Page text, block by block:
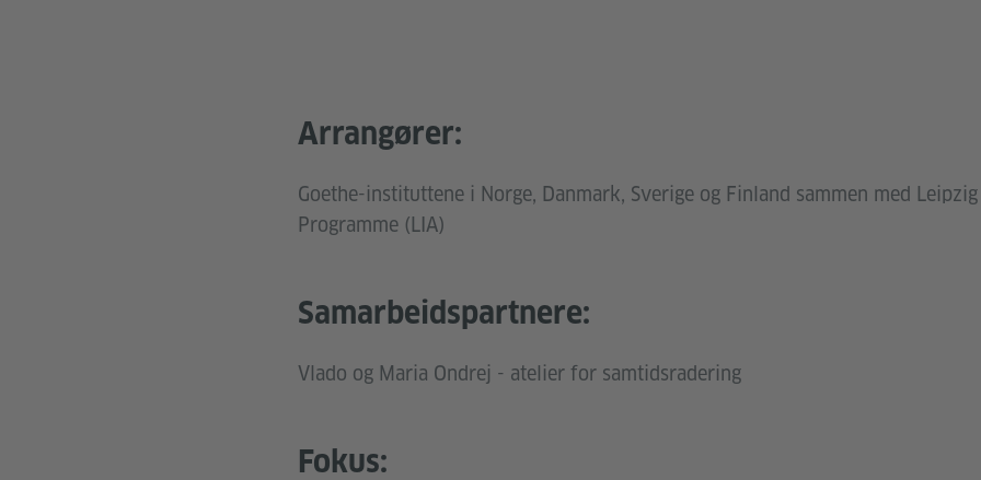
Arrangører:
Goethe-instituttene i Norge, Danmark, Sverige og Finland sammen med
Programme (LIA)
Samarbeidspartnere:
Vlado og Maria Ondrej - atelier for samtidsradering
Fokus: